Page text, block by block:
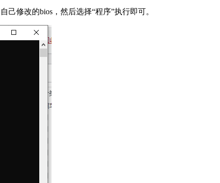
己修改的bios，然后选择“程序”执行即可。